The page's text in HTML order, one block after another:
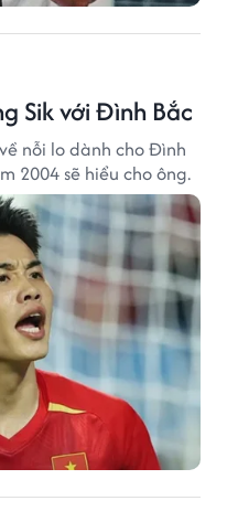
Sik với Đình Bắc
nỗi lo dành cho Đình
2004 sẽ hiểu cho ông.